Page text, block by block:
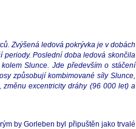
Zvýšená ledová pokrývka je v dobách
periody. Poslední doba ledová skončila
Slunce. Jde především o stáčení
způsobují kombimované síly Slunce,
excentricity dráhy (96 000 let) a
by Gorleben byl připuštěn jako trvalé